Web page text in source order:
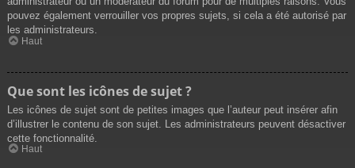
pouvez également verrouiller vos propres sujets, si cela a été autorisé par
les administrateurs.
Haut
Que sont les icônes de sujet ?
Les icônes de sujet sont de petites images que l’auteur peut insérer afin
d’illustrer le contenu de son sujet. Les administrateurs peuvent désactiver
cette fonctionnalité.
Haut